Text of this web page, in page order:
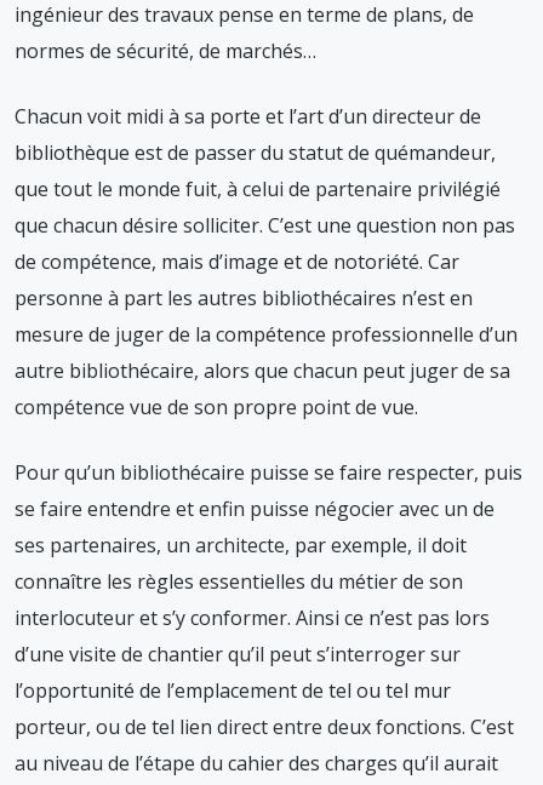
ingénieur des travaux pense en terme de plans, de
normes de sécurité, de marchés…
Chacun voit midi à sa porte et l’art d’un directeur de
bibliothèque est de passer du statut de quémandeur,
que tout le monde fuit, à celui de partenaire privilégié
que chacun désire solliciter. C’est une question non pas
de compétence, mais d’image et de notoriété. Car
personne à part les autres bibliothécaires n’est en
mesure de juger de la compétence professionnelle d’un
autre bibliothécaire, alors que chacun peut juger de sa
compétence vue de son propre point de vue.
Pour qu’un bibliothécaire puisse se faire respecter, puis
se faire entendre et enfin puisse négocier avec un de
ses partenaires, un architecte, par exemple, il doit
connaître les règles essentielles du métier de son
interlocuteur et s’y conformer. Ainsi ce n’est pas lors
d’une visite de chantier qu’il peut s’interroger sur
l’opportunité de l’emplacement de tel ou tel mur
porteur, ou de tel lien direct entre deux fonctions. C’est
au niveau de l’étape du cahier des charges qu’il aurait